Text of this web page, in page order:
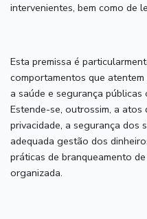
intervenientes, bem como de
Esta premissa é
comportamentos que
a saúde e segurança
Estende-se, outrossim, a atos
privacidade, a segurança dos
adequada gestão dos
práticas de branqueamento
organizada.